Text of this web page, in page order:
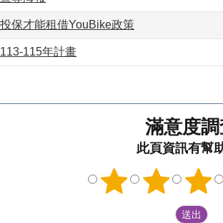
保才能租借YouBike政策
115年計畫
滿意度
此頁資訊有幫